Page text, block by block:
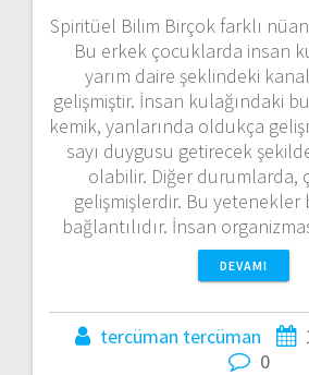
Spiritüel Bilim Birçok farklı
Bu erkek çocuklarda insan
yarım daire şeklindeki
gelişmiştir. İnsan kulağındaki
kemik, yanlarında oldukça
sayı duygusu getirecek
olabilir. Diğer durumlarda,
gelişmişlerdir. Bu yetenekler
bağlantılıdır. İnsan
DEVAMI
tercüman tercüman
0